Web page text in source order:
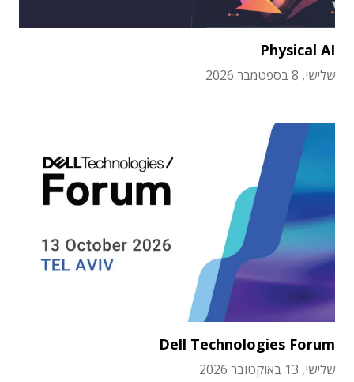
Physical AI
שלישי, 8 בספטמבר 2026
Dell Technologies Forum
שלישי, 13 באוקטובר 2026